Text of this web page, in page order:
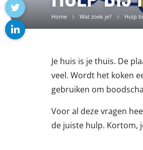
Home Wat zoek je? Hulp
facebook
twitter
Je huis is je thuis. De
veel. Wordt het koken
gebruiken om
Voor al deze vragen
de juiste hulp. Kortom,